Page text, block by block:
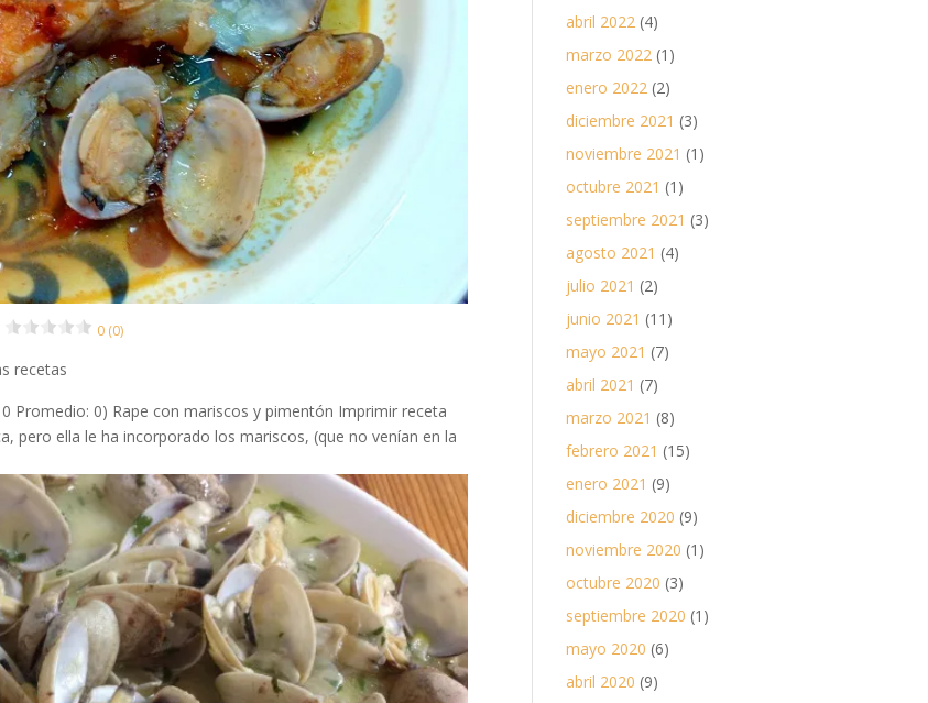
0 (0)
recetas
Promedio: 0) Rape con mariscos y pimentón Imprimir receta
pero ella le ha incorporado los mariscos, (que no venían en la
abril 2022 (4)
marzo 2022 (1)
enero 2022 (2)
diciembre 2021 (3)
noviembre 2021 (1)
octubre 2021 (1)
septiembre 2021 (3)
agosto 2021 (4)
julio 2021 (2)
junio 2021 (11)
mayo 2021 (7)
abril 2021 (7)
marzo 2021 (8)
febrero 2021 (15)
enero 2021 (9)
diciembre 2020 (9)
noviembre 2020 (1)
octubre 2020 (3)
septiembre 2020 (1)
mayo 2020 (6)
abril 2020 (9)